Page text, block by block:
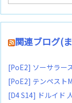
ー
カ
イ
関連ブログ(
[PoE2] ソーサラー
[PoE2] テンペスト
[D4 S14] ドルイド